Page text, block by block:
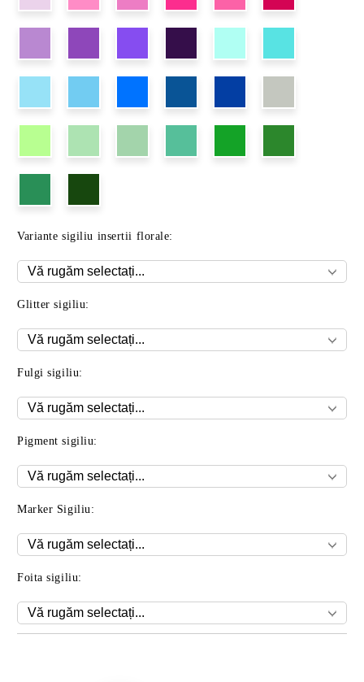
Variante sigiliu insertii florale:
Glitter sigiliu:
Fulgi sigiliu:
Pigment sigiliu:
Marker Sigiliu:
Foita sigiliu: